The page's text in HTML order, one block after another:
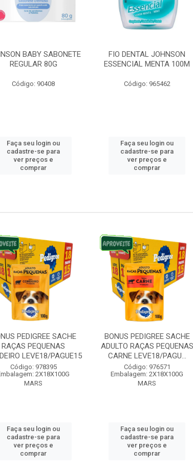
DENTAL JOHNSON
MENTA 100M
Código: 965462
Faça seu login ou
cadastre-se para
ver preços e
comprar
HASTES FLEXIVEIS
COTONETE JOHNSON 75UN
Código: 96190
Faça seu login ou
cadastre-se para
ver preços e
comprar
PEDIGREE SACHE
RAÇAS PEQUENAS
LEVE18/PAGUE15
Código: 978395
2X18X100G
MARS
Faça seu login ou
cadastre-se para
ver preços e
comprar
BONUS PEDIGREE SACHE
ADULTO RAÇAS PEQUENAS
CARNE LEVE18/PAGU...
Código: 976571
Embalagem: 2X18X100G
MARS
Faça seu login ou
cadastre-se para
ver preços e
comprar